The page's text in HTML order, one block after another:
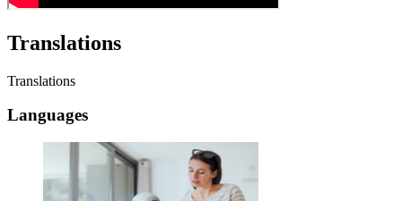
Translations
Translations
Languages